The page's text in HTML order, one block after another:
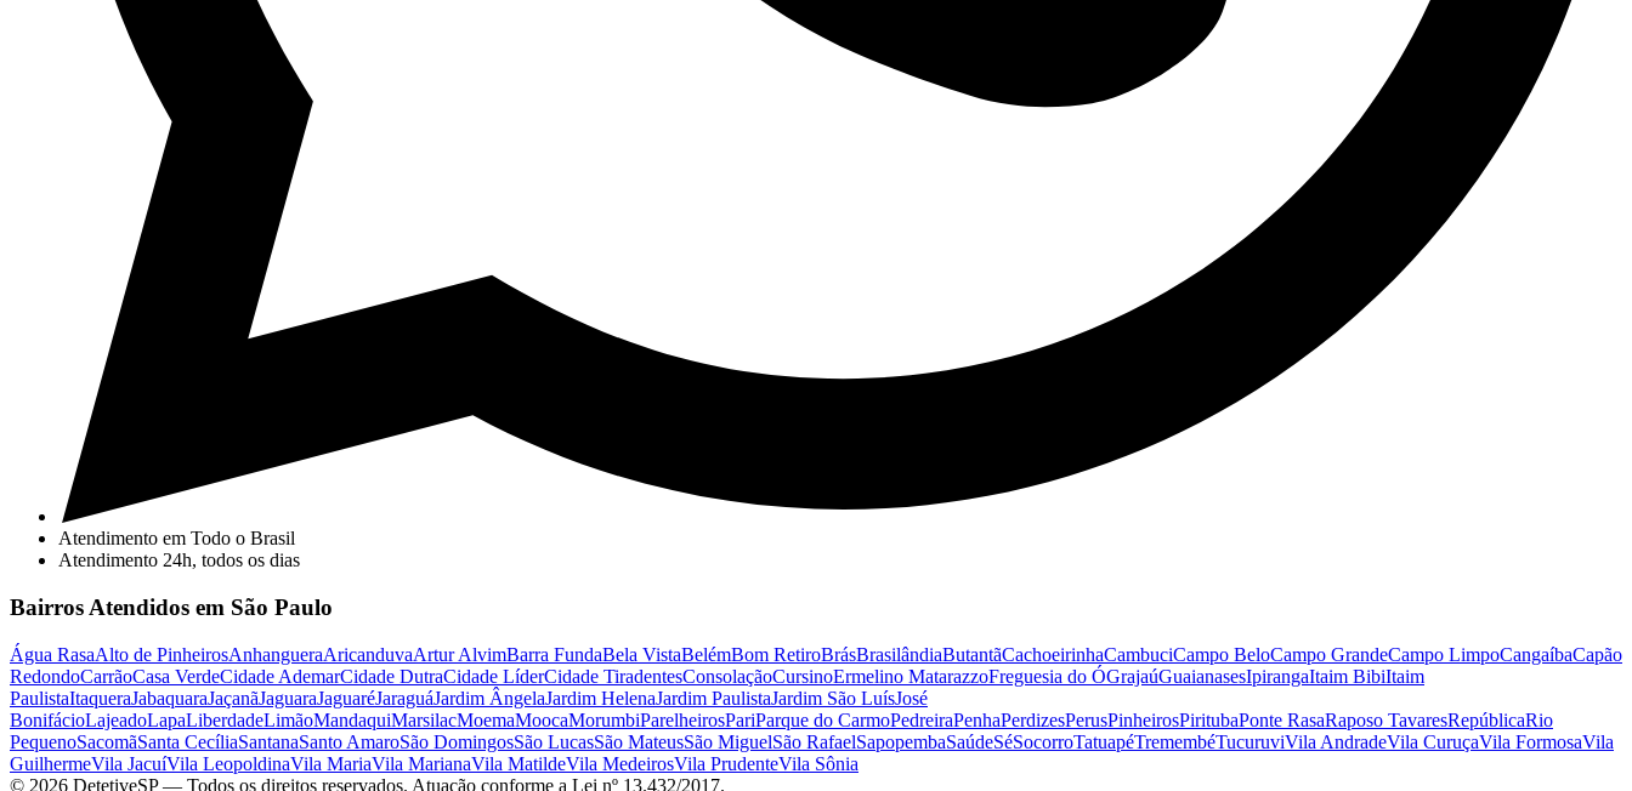
Atendimento em Todo o Brasil
Atendimento 24h, todos os dias
Bairros Atendidos em São Paulo
Água RasaAlto de PinheirosAnhangueraAricanduvaArtur AlvimBarra FundaBela VistaBelémBom RetiroBrásBrasilândiaButantãCachoeirinhaCambuciCampo BeloCampo GrandeCampo LimpoCangaíbaCapão
RedondoCarrãoCasa VerdeCidade AdemarCidade DutraCidade LíderCidade TiradentesConsolaçãoCursinoErmelino MatarazzoFreguesia do ÓGrajaúGuaianasesIpirangaItaim BibiItaim
PaulistaItaqueraJabaquaraJaçanãJaguaraJaguaréJaraguáJardim ÂngelaJardim HelenaJardim PaulistaJardim São LuísJosé
BonifácioLajeadoLapaLiberdadeLimãoMandaquiMarsilacMoemaMoocaMorumbiParelheirosPariParque do CarmoPedreiraPenhaPerdizesPerusPinheirosPiritubaPonte RasaRaposo TavaresRepúblicaRio
PequenoSacomãSanta CecíliaSantanaSanto AmaroSão DomingosSão LucasSão MateusSão MiguelSão RafaelSapopembaSaúdeSéSocorroTatuapéTremembéTucuruviVila AndradeVila CuruçaVila FormosaVila
GuilhermeVila JacuíVila LeopoldinaVila MariaVila MarianaVila MatildeVila MedeirosVila PrudenteVila Sônia
© 2026 DetetiveSP— Todos os direitos reservados. Atuação conforme a Lei nº 13.432/2017.